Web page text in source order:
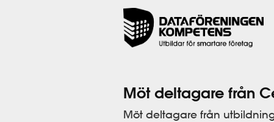
Möt deltagare från
Möt deltagare från